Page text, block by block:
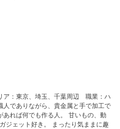
：東京、埼玉、千葉周辺 職業：ハ
人でありながら、貴金属と手で加工で
あれば何でも作る人。 甘いもの、動
ジェット好き。 まったり気ままに趣